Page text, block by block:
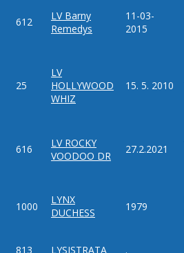
612
LV Barny
Remedys
11-03-
2015
25
LV
HOLLYWOOD
WHIZ
15. 5. 2010
616
LV ROCKY
VOODOO DR
27.2.2021
1000
LYNX
DUCHESS
1979
813 LYSISTRATA .